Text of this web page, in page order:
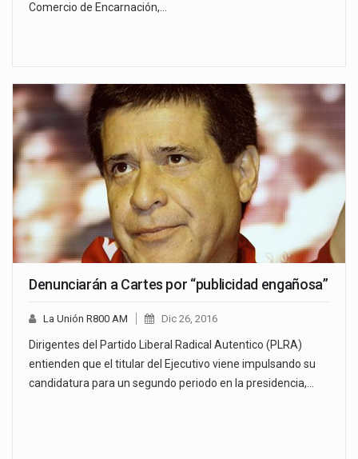
Comercio de Encarnación,…
Denunciarán a Cartes por “publicidad engañosa”
La Unión R800 AM Dic 26, 2016
Dirigentes del Partido Liberal Radical Autentico (PLRA)
entienden que el titular del Ejecutivo viene impulsando su
candidatura para un segundo periodo en la presidencia,…